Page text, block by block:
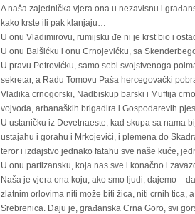
A naša zajednička vjera ona u nezavisnu i
kako krste ili pak klanjaju…
U onu Vladimirovu, rumijsku đe ni je krst bio i
U onu Balšićku i onu Crnojevićku, sa
U pravu Petrovićku, samo sebi svojstvenoga
sekretar, a Radu Tomovu Paša hercegovački
Vladika crnogorski, Nadbiskup barski i Muftija
vojvoda, arbanaških brigadira i Gospodarevih
U ustaničku iz Devetnaeste, kad skupa sa nama
ustajahu i gorahu i Mrkojevići, i plemena do
teror i izdajstvo jednako fatahu sve naše kuće,
U onu partizansku, koja nas sve i konačno i
Naša je vjera ona koju, ako smo ljudi, dajemo –
zlatnim orlovima niti može biti žica, niti crnih tica,
Srebrenica. Daju je, građanska Crna Goro, svi